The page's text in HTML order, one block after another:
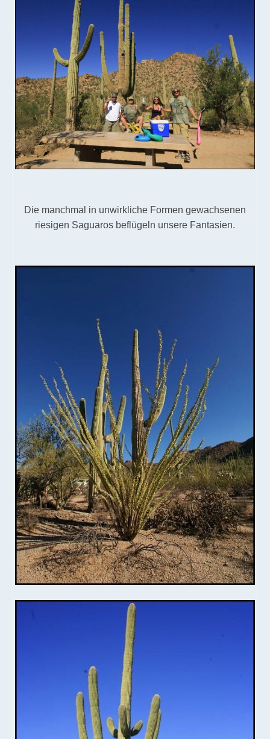
Die manchmal in unwirkliche Formen gewachsenen
riesigen Saguaros beflügeln unsere Fantasien.